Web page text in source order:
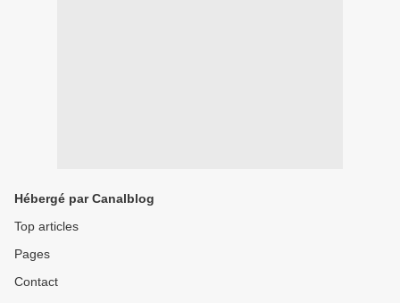
Hébergé par Canalblog
Top articles
Pages
Contact